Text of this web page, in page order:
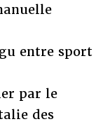
entre sport
par le
des